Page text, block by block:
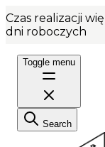
Czas realizacji
dni roboczych
Toggle menu
Search